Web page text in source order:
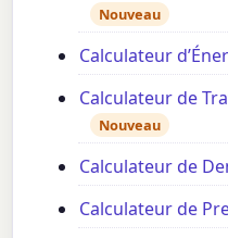
Nouveau
Calculateur
Calculateur de
Nouveau
Calculateur de
Calculateur de